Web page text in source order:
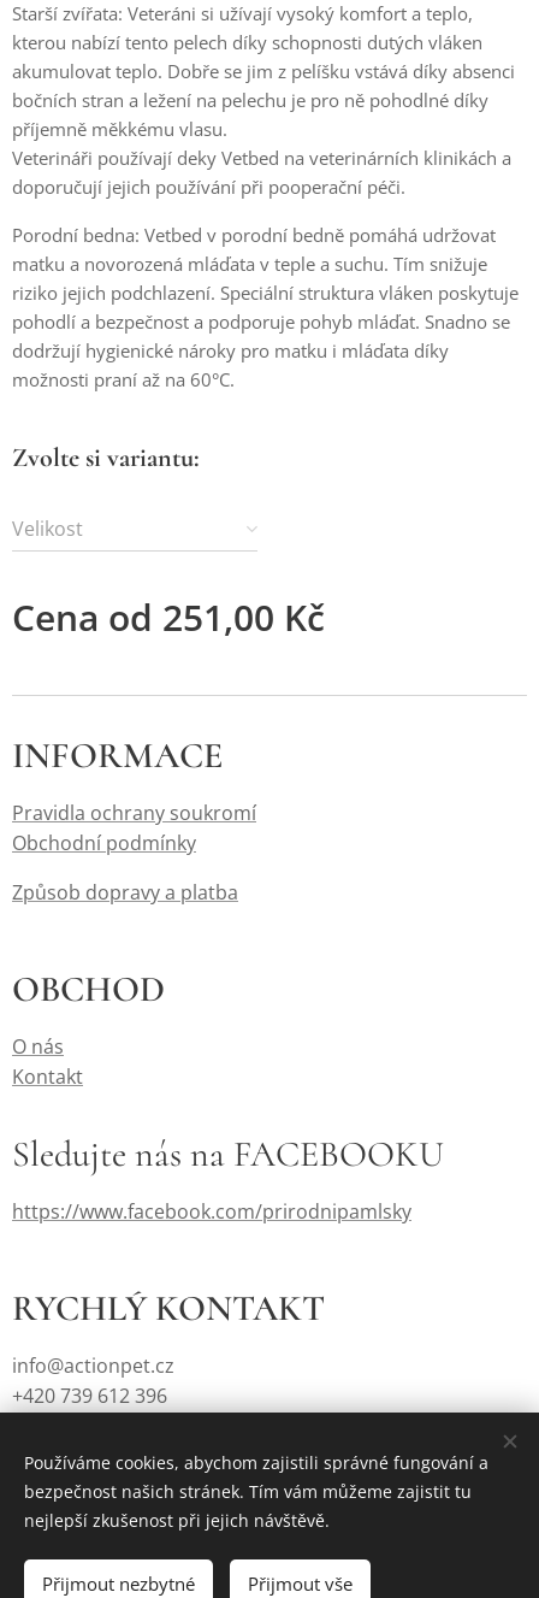
Starší zvířata: Veteráni si užívají vysoký komfort a teplo,
kterou nabízí tento pelech díky schopnosti dutých vláken
akumulovat teplo. Dobře se jim z pelíšku vstává díky absenci
bočních stran a ležení na pelechu je pro ně pohodlné díky
příjemně měkkému vlasu.
Veterináři používají deky Vetbed na veterinárních klinikách a
doporučují jejich používání při pooperační péči.
Porodní bedna: Vetbed v porodní bedně pomáhá udržovat
matku a novorozená mláďata v teple a suchu. Tím snižuje
riziko jejich podchlazení. Speciální struktura vláken poskytuje
pohodlí a bezpečnost a podporuje pohyb mláďat. Snadno se
dodržují hygienické nároky pro matku i mláďata díky
možnosti praní až na 60°C.
Zvolte si variantu:
Velikost
Cena od 251,00 Kč
Vyprodáno
INFORMACE
Pravidla ochrany soukromí
Obchodní podmínky
Způsob dopravy a platba
OBCHOD
O nás
Kontakt
Sledujte nás na FACEBOOKU
https://www.facebook.com/prirodnipamlsky
RYCHLÝ KONTAKT
info@actionpet.cz
+420 739 612 396
Vytvořeno službouWebnode Cookies
Používáme cookies, abychom zajistili správné fungování a
bezpečnost našich stránek. Tím vám můžeme zajistit tu
nejlepší zkušenost při jejich návštěvě.
Přijmout nezbytné Přijmout vše